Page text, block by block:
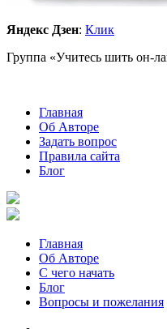
Яндекс Дзен: Клик
Группа «Учитесь шить он-
Главная
Об Авторе
Задать вопрос
Правила сайта
Блог
Главная
Об Авторе
С чего начать
Блог
Вопросы и пожелания